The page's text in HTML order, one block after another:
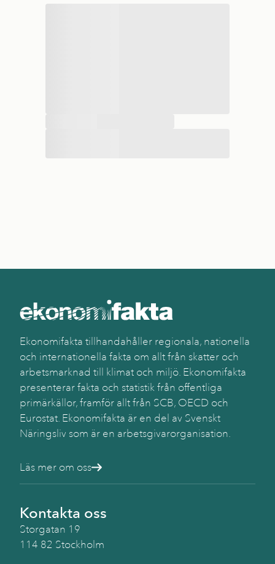
Ekonomifakta tillhandahåller regionala, nationella
och internationella fakta om allt från skatter och
arbetsmarknad till klimat och miljö. Ekonomifakta
presenterar fakta och statistik från offentliga
primärkällor, framför allt från SCB, OECD och
Eurostat. Ekonomifakta är en del av Svenskt
Näringsliv som är en arbetsgivarorganisation.
Läs mer om oss
Kontakta oss
Storgatan 19
114 82 Stockholm